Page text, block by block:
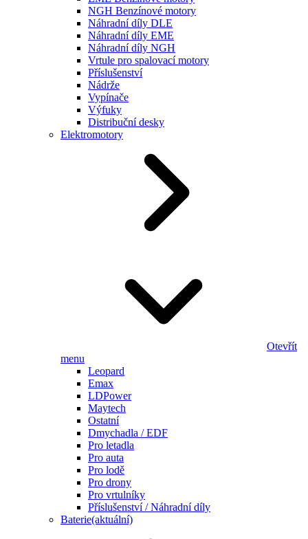
NGH Benzínové motory
Náhradní díly DLE
Náhradní díly EME
Náhradní díly NGH
Vrtule pro spalovací motory
Příslušenství
Nádrže
Vypínače
Výfuky
Distribuční desky
Elektromotory
Otevřít
menu
Leopard
Emax
LDPower
Maytech
Ostatní
Dmychadla / EDF
Pro letadla
Pro auta
Pro lodě
Pro drony
Pro vrtulníky
Příslušenství / Náhradní díly
Baterie(aktuální)